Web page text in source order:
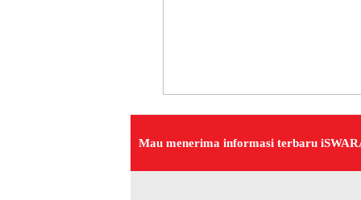
Mau menerima informasi terbaru